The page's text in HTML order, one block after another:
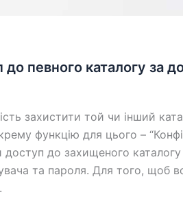
до певного каталогу за
захистити той чи інший
функцію для цього –
до захищеного
та пароля. Для того, щоб